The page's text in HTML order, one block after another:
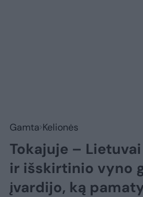
Gamta Kelionės
Tokajuje –
ir išskirtinio vyno
įvardijo, ką